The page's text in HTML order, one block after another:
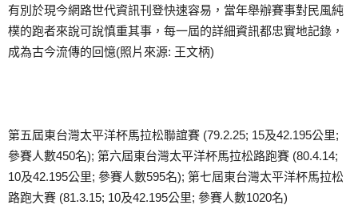
有別於現今網路世代資訊刊登快速容易，當年舉辦賽事對民風純
樸的跑者來說可說慎重其事，每一屆的詳細資訊都忠實地記錄，
成為古今流傳的回憶(照片來源: 王文柄)
第五屆東台灣太平洋杯馬拉松聯誼賽 (79.2.25; 15及42.195公里;
參賽人數450名); 第六屆東台灣太平洋杯馬拉松路跑賽 (80.4.14;
10及42.195公里; 參賽人數595名); 第七屆東台灣太平洋杯馬拉松
路跑大賽 (81.3.15; 10及42.195公里; 參賽人數1020名)